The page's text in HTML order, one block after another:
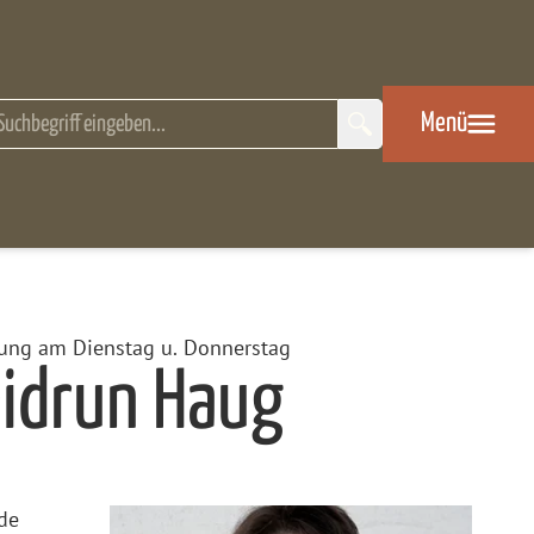
Menü
am Dienstag u. Donnerstag
Haug